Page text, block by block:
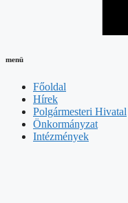
menü
Főoldal
Hírek
Polgármesteri Hivatal
Önkormányzat
Intézmények